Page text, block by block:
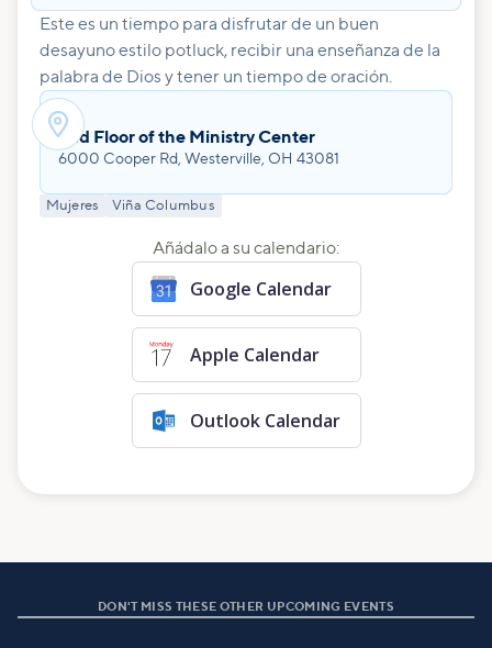
Este es un tiempo para disfrutar de un buen
desayuno estilo potluck, recibir una enseñanza de la
palabra de Dios y tener un tiempo de oración.
2nd Floor of the Ministry Center
6000 Cooper Rd, Westerville, OH 43081
Mujeres Viña Columbus
Añádalo a su calendario:
Google Calendar
Apple Calendar
Outlook Calendar
DON'T MISS THESE OTHER UPCOMING EVENTS